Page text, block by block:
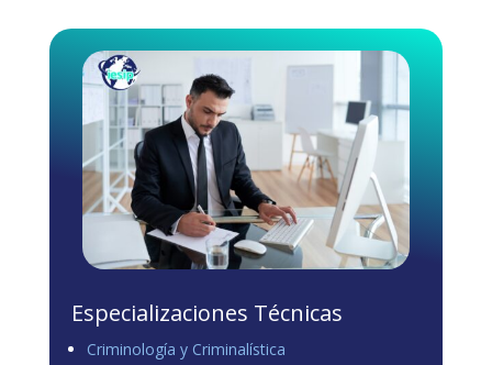
Especializaciones Técnicas
Criminología y Criminalística